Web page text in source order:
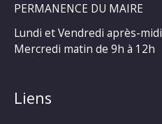
PERMANENCE DU MAIRE
Lundi et Vendredi après-
Mercredi matin de 9h à 12h
Liens